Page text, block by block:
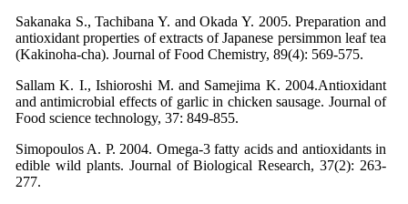
Sakanaka S., Tachibana Y. and Okada Y. 2005. Preparation and
antioxidant properties of extracts of Japanese persimmon leaf tea
(Kakinoha-cha). Journal of Food Chemistry, 89(4): 569-575.
Sallam K. I., Ishioroshi M. and Samejima K. 2004.Antioxidant
and antimicrobial effects of garlic in chicken sausage. Journal of
Food science technology, 37: 849-855.
Simopoulos A. P. 2004. Omega-3 fatty acids and antioxidants in
edible wild plants. Journal of Biological Research, 37(2): 263-
277.